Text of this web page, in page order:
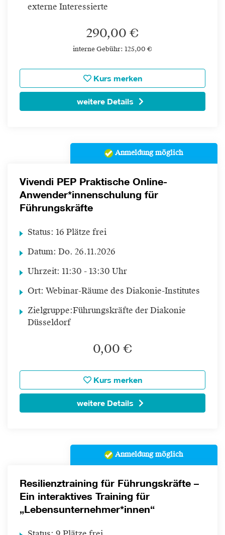
externe Interessierte
290,00 €
interne Gebühr: 125,00 €
Kurs merken
weitere Details
Anmeldung möglich
Vivendi PEP Praktische Online-
Anwender*innenschulung für
Führungskräfte
Status: 16 Plätze frei
Datum: Do. 26.11.2026
Uhrzeit: 11:30 - 13:30 Uhr
Ort: Webinar-Räume des Diakonie-Institutes
Zielgruppe:Führungskräfte der Diakonie
Düsseldorf
0,00 €
Kurs merken
weitere Details
Anmeldung möglich
Resilienztraining für Führungskräfte –
Ein interaktives Training für
„Lebensunternehmer*innen“